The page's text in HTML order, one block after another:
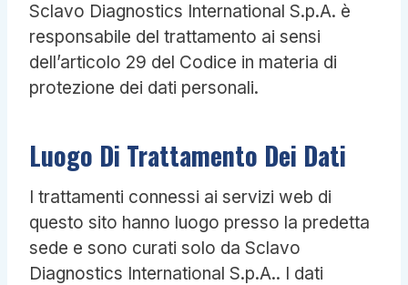
Sclavo Diagnostics International S.p.A. è
responsabile del trattamento ai sensi
dell’articolo 29 del Codice in materia di
protezione dei dati personali.
Luogo Di Trattamento Dei Dati
I trattamenti connessi ai servizi web di
questo sito hanno luogo presso la predetta
sede e sono curati solo da Sclavo
Diagnostics International S.p.A.. I dati